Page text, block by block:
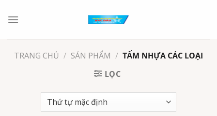
đến
TRANG CHỦ / SẢN PHẨM / TẤM NHỰA CÁC LOẠI
LỌC